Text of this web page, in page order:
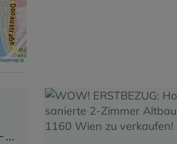
basemap.at
IHR NEUES ZUHAUSE! 2-ZIMMER NEUBAUWOHNUNG INKL. LOGGIA!!